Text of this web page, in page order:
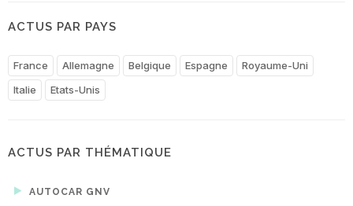
ACTUS PAR PAYS
France Allemagne Belgique Espagne
Royaume-Uni
Italie
Etats-Unis
ACTUS PAR THÉMATIQUE
AUTOCAR GNV